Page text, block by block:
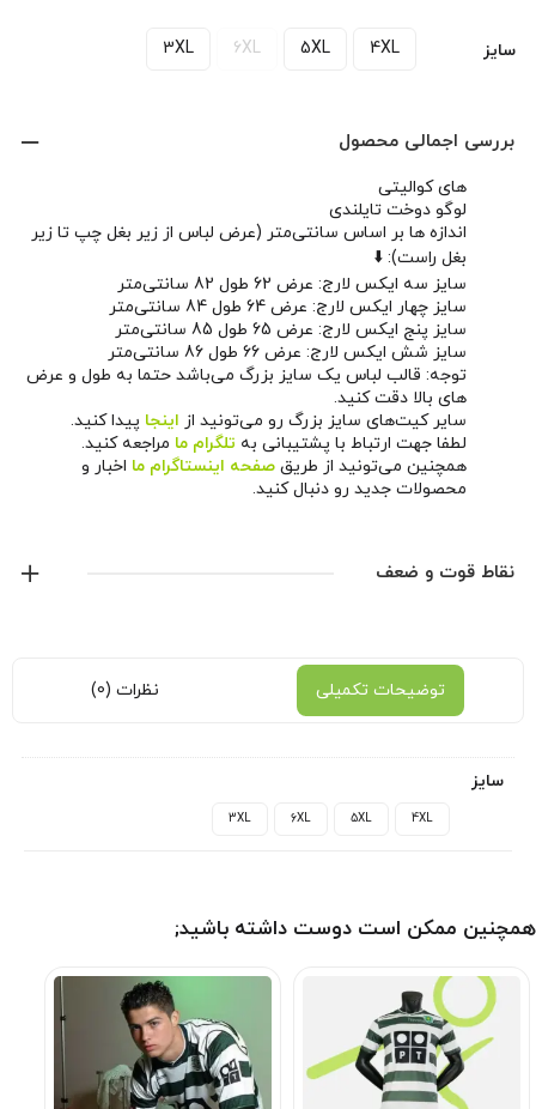
سایز 4XL
5XL
6XL
3XL
بررسی اجمالی محصول
های کوالیتی
لوگو دوخت تایلندی
اندازه ها بر اساس سانتی‌متر (عرض لباس از زیر بغل چپ تا زیر
بغل راست): ⬇️
سایز سه ایکس لارج: عرض 62 طول 82 سانتی‌متر
سایز چهار ایکس لارج: عرض 64 طول 84 سانتی‌متر
سایز پنج ایکس لارج: عرض 65 طول 85 سانتی‌متر
سایز شش ایکس لارج: عرض 66 طول 86 سانتی‌متر
توجه: قالب لباس یک سایز بزرگ می‌باشد حتما به طول و عرض
های بالا دقت کنید.
سایر کیت‌های سایز بزرگ رو می‌تونید از اینجا پیدا کنید.
لطفا جهت ارتباط با پشتیبانی به تلگرام ما مراجعه کنید.
همچنین می‌تونید از طریق صفحه اینستاگرام ما اخبار و
محصولات جدید رو دنبال کنید.
نقاط قوت و ضعف
توضیحات تکمیلی نظرات (0)
سایز
4XL
5XL
6XL
3XL
همچنین ممکن است دوست داشته باشید;